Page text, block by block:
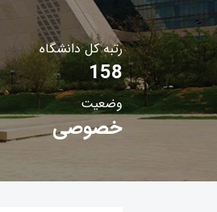
رتبه کل دانشگاه
158
وضعیت
خصوصی